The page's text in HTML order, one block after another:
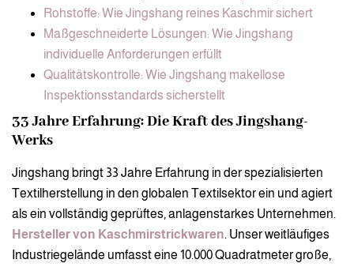
Rohstoffe: Wie Jingshang reines Kaschmir sichert
Maßgeschneiderte Lösungen: Wie Jingshang
individuelle Anforderungen erfüllt
Qualitätskontrolle: Wie Jingshang makellose
Inspektionsstandards sicherstellt
33 Jahre Erfahrung: Die Kraft des Jingshang-
Werks
Jingshang bringt 33 Jahre Erfahrung in der spezialisierten
Textilherstellung in den globalen Textilsektor ein und agiert
als ein vollständig geprüftes, anlagenstarkes Unternehmen.
Hersteller von Kaschmirstrickwaren. Unser weitläufiges
Industriegelände umfasst eine 10.000 Quadratmeter große,